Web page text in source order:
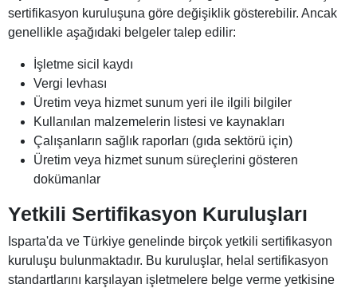
sertifikasyon kuruluşuna göre değişiklik gösterebilir. Ancak
genellikle aşağıdaki belgeler talep edilir:
İşletme sicil kaydı
Vergi levhası
Üretim veya hizmet sunum yeri ile ilgili bilgiler
Kullanılan malzemelerin listesi ve kaynakları
Çalışanların sağlık raporları (gıda sektörü için)
Üretim veya hizmet sunum süreçlerini gösteren
dokümanlar
Yetkili Sertifikasyon Kuruluşları
Isparta'da ve Türkiye genelinde birçok yetkili sertifikasyon
kuruluşu bulunmaktadır. Bu kuruluşlar, helal sertifikasyon
standartlarını karşılayan işletmelere belge verme yetkisine